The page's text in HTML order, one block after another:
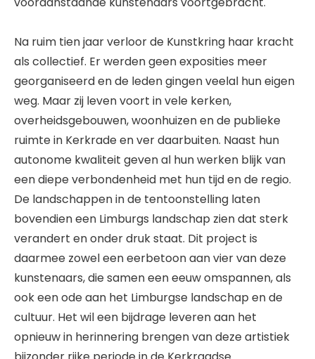
Na ruim tien jaar verloor de Kunstkring haar kracht
als collectief. Er werden geen exposities meer
georganiseerd en de leden gingen veelal hun eigen
weg. Maar zij leven voort in vele kerken,
overheidsgebouwen, woonhuizen en de publieke
ruimte in Kerkrade en ver daarbuiten. Naast hun
autonome kwaliteit geven al hun werken blijk van
een diepe verbondenheid met hun tijd en de regio.
De landschappen in de tentoonstelling laten
bovendien een Limburgs landschap zien dat sterk
verandert en onder druk staat. Dit project is
daarmee zowel een eerbetoon aan vier van deze
kunstenaars, die samen een eeuw omspannen, als
ook een ode aan het Limburgse landschap en de
cultuur. Het wil een bijdrage leveren aan het
opnieuw in herinnering brengen van deze artistiek